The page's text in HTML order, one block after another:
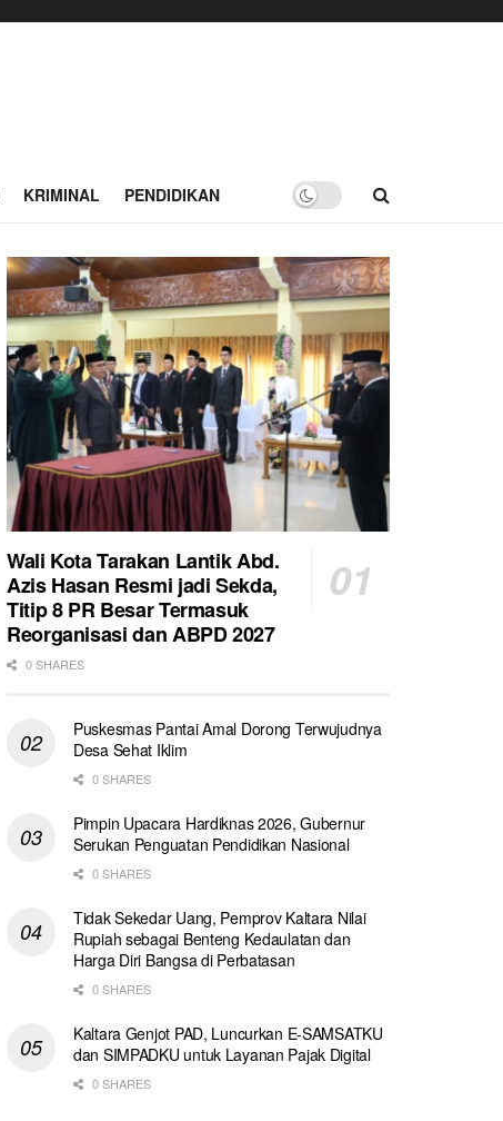
KRIMINAL PENDIDIKAN
Wali Kota Tarakan Lantik Abd.
Azis Hasan Resmi jadi Sekda,
Titip 8 PR Besar Termasuk
Reorganisasi dan ABPD 2027
0 SHARES
Puskesmas Pantai Amal Dorong Terwujudnya
Desa Sehat Iklim
0 SHARES
Pimpin Upacara Hardiknas 2026, Gubernur
Serukan Penguatan Pendidikan Nasional
0 SHARES
Tidak Sekedar Uang, Pemprov Kaltara Nilai
Rupiah sebagai Benteng Kedaulatan dan
Harga Diri Bangsa di Perbatasan
0 SHARES
Kaltara Genjot PAD, Luncurkan E-SAMSATKU
dan SIMPADKU untuk Layanan Pajak Digital
0 SHARES